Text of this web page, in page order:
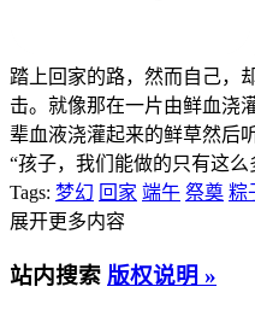
踏上回家的路，然而自己，
击。就像那在一片由鲜血浇
辈血液浇灌起来的鲜草然后
“孩子，我们能做的只有这么
Tags: 梦幻 回家 端午 祭奠 粽
展开更多内容
站内搜索 版权说明 »